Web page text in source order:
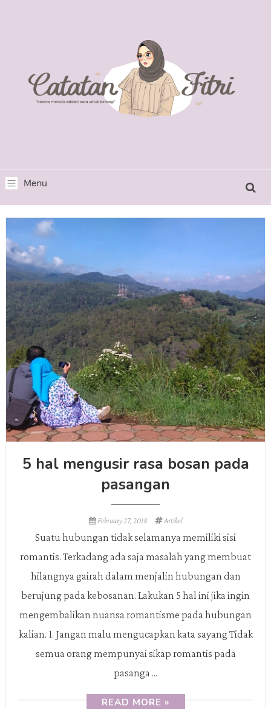
5 hal mengusir rasa bosan pada
pasangan
February 27, 2018 Artikel
Suatu hubungan tidak selamanya memiliki sisi
romantis. Terkadang ada saja masalah yang membuat
hilangnya gairah dalam menjalin hubungan dan
berujung pada kebosanan. Lakukan 5 hal ini jika ingin
mengembalikan nuansa romantisme pada hubungan
kalian. 1. Jangan malu mengucapkan kata sayang Tidak
semua orang mempunyai sikap romantis pada
pasanga ...
READ MORE »